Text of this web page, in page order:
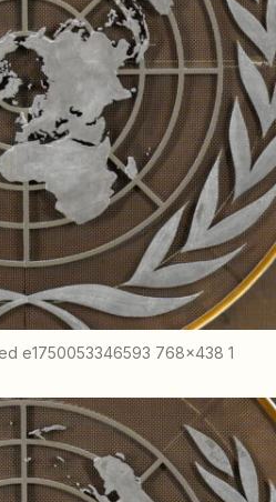
e1750053346593 768x438 1